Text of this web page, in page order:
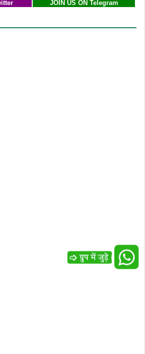
JOIN US ON Telegram